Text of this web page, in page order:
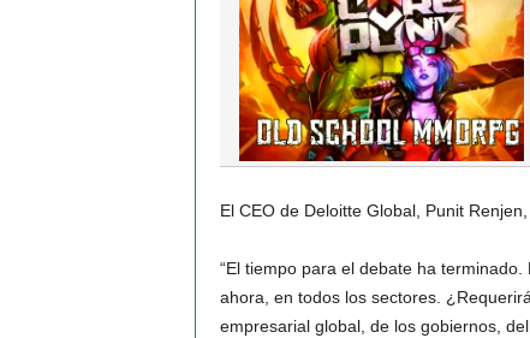
El CEO de Deloitte Global, Punit
“El tiempo para el debate ha
ahora, en todos los sectores.
empresarial global, de los gobiernos,